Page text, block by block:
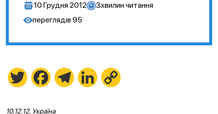
10 Грудня 2012 3хвилин читання
переглядів 95
Twitter FacebookTelegramLinkedIn
10.12.12, Україна